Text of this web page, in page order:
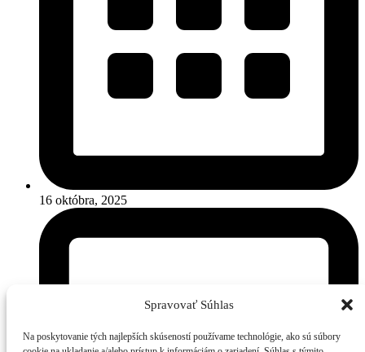
Spravovať Súhlas
Na poskytovanie tých najlepších skúseností používame technológie, ako sú súbory
16 októbra, 2025